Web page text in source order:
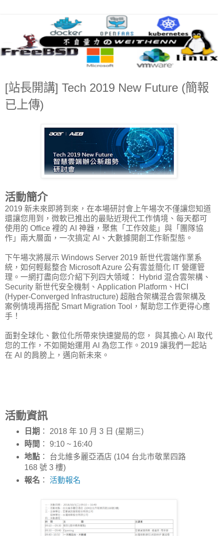
[站長開講] Tech 2019 New Future (簡報
已上傳)
活動簡介
2019 新未來即將到來，在本場研討會上午場次不僅讓您知道
還讓您用到，微軟已推出的最貼近現代工作情境、每天都可
使用的 Office 裡的 AI 神器，聚焦「工作效能」與「團隊協
作」兩大層面，一次搞定 AI、大數據開創工作新型態。
下午場次將展示 Windows Server 2019 新世代雲端作業系
統，如何輕鬆整合 Microsoft Azure 公有雲並簡化 IT 營運管
理。一網打盡向您介紹下列四大領域： Hybrid 混合雲架構、
Security 新世代安全機制、Application Platform、HCI
(Hyper-Converged Infrastructure) 超融合架構混合雲架構及
案例情境再搭配 Smart Migration Tool，幫助您工作更得心應
手！
面對全球化、數位化所帶來快速變局的您， 與其擔心 AI 取代
您的工作，不如開始運用 AI 為您工作。2019 讓我們一起站
在 AI 的肩膀上，邁向新未來。
活動資訊
日期 ： 2018 年 10 月 3 日 (星期三)
時間 ： 9:10 ~ 16:40
地點： 台北維多麗亞酒店 (104 台北市敬業四路
168 號 3 樓)
報名 ： 活動報名